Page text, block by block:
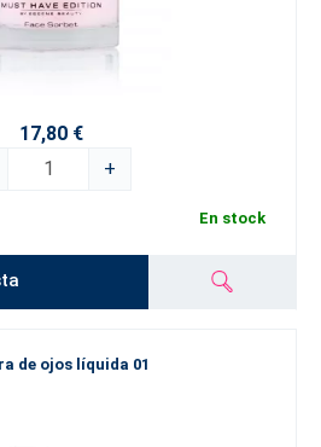
17,80 €
+
En stock
de ojos líquida 01